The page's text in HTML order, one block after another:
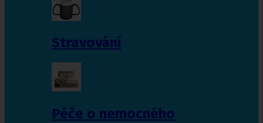
Stravování
Péče o nemocného